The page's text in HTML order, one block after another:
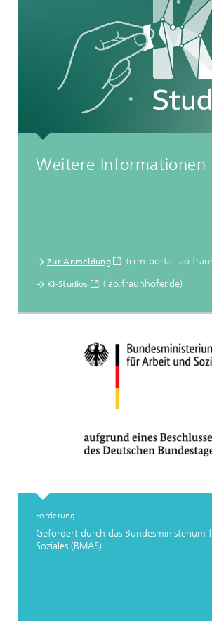
Weitere Informationen
Zur Anmeldung (crm-
KI-Studios (iao.fraunhofer.de)
Förderung
Gefördert durch das Bundesministerium
Soziales (BMAS)